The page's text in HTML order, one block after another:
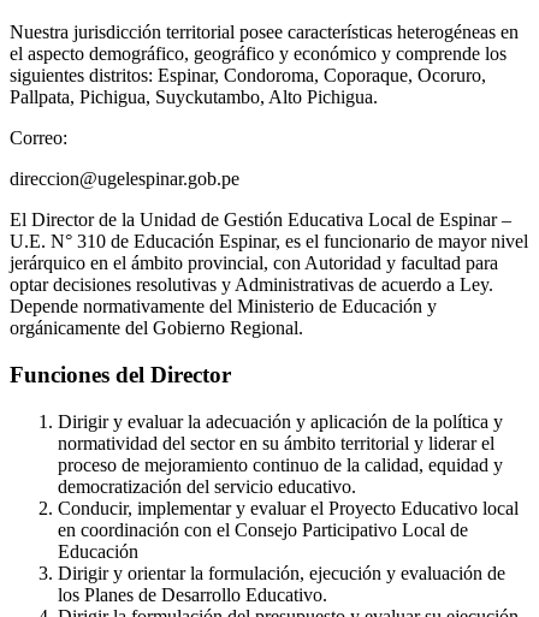
Nuestra jurisdicción territorial posee características heterogéneas en
el aspecto demográfico, geográfico y económico y comprende los
siguientes distritos: Espinar, Condoroma, Coporaque, Ocoruro,
Pallpata, Pichigua, Suyckutambo, Alto Pichigua.
Correo:
direccion@ugelespinar.gob.pe
El Director de la Unidad de Gestión Educativa Local de Espinar –
U.E. N° 310 de Educación Espinar, es el funcionario de mayor nivel
jerárquico en el ámbito provincial, con Autoridad y facultad para
optar decisiones resolutivas y Administrativas de acuerdo a Ley.
Depende normativamente del Ministerio de Educación y
orgánicamente del Gobierno Regional.
Funciones del Director
Dirigir y evaluar la adecuación y aplicación de la política y
normatividad del sector en su ámbito territorial y liderar el
proceso de mejoramiento continuo de la calidad, equidad y
democratización del servicio educativo.
Conducir, implementar y evaluar el Proyecto Educativo local
en coordinación con el Consejo Participativo Local de
Educación
Dirigir y orientar la formulación, ejecución y evaluación de
los Planes de Desarrollo Educativo.